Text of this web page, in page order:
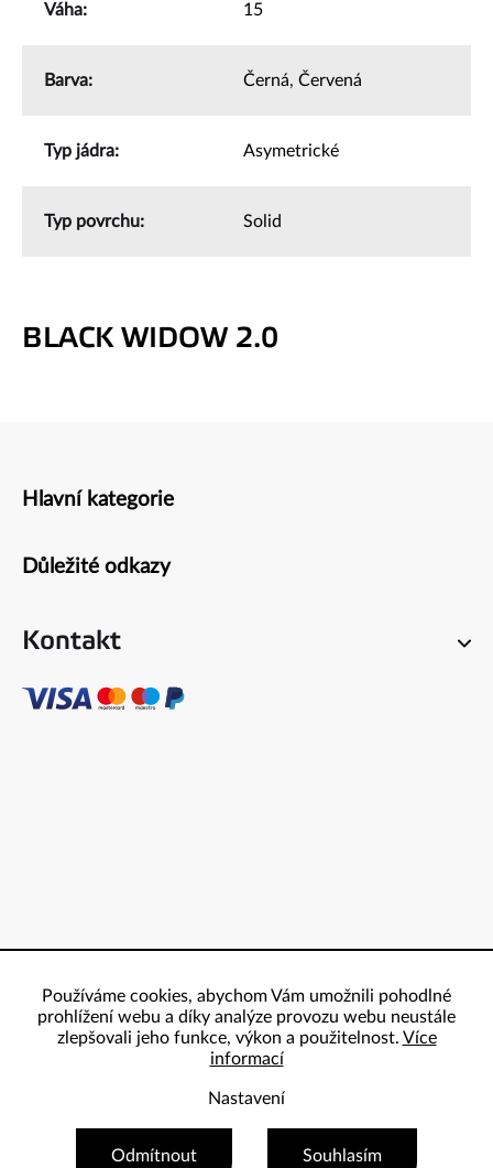
Používáme cookies, abychom Vám umožnili pohodlné
prohlížení webu a díky analýze provozu webu neustále
zlepšovali jeho funkce, výkon a použitelnost. Více
informací
Nastavení
Odmítnout Souhlasím
Váha: 15
Barva: Černá, Červená
Typ jádra: Asymetrické
Typ povrchu: Solid
BLACK WIDOW 2.0
Zápatí
Hlavní kategorie
Důležité odkazy
Kontakt
Vytvořil Shoptet Premium